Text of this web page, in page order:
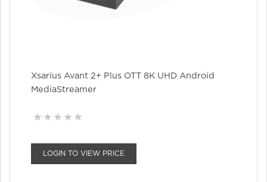
Xsarius Avant 2+ Plus OTT 8K UHD Android
MediaStreamer
LOGIN TO VIEW PRICE